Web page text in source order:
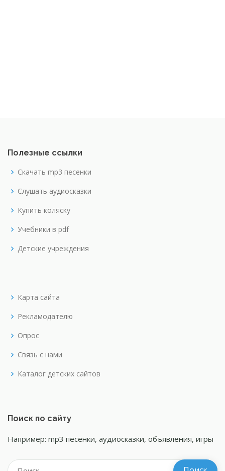
Полезные ссылки
Скачать mp3 песенки
Слушать аудиосказки
Купить коляску
Учебники в pdf
Детские учреждения
Карта сайта
Рекламодателю
Опрос
Связь с нами
Каталог детских сайтов
Поиск по сайту
Например: mp3 песенки, аудиосказки, объявления, игры